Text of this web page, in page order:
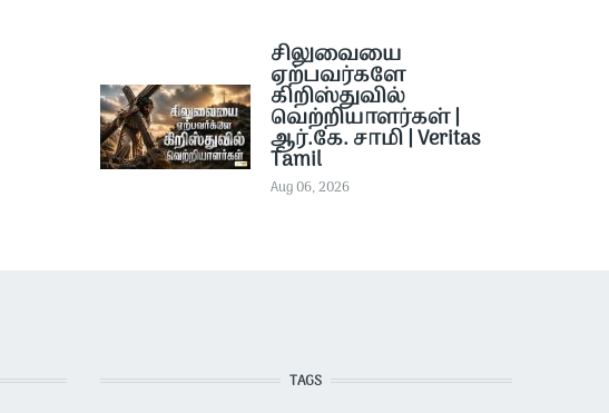
சிலுவையை
ஏற்பவர்களே
கிறிஸ்துவில்
வெற்றியாளர்கள் |
ஆர்.கே. சாமி | Veritas
Tamil
Aug 06, 2026
TAGS